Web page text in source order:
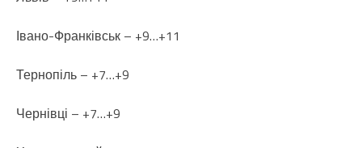
Івано-Франківськ – +9…+11
Тернопіль – +7…+9
Чернівці – +7…+9